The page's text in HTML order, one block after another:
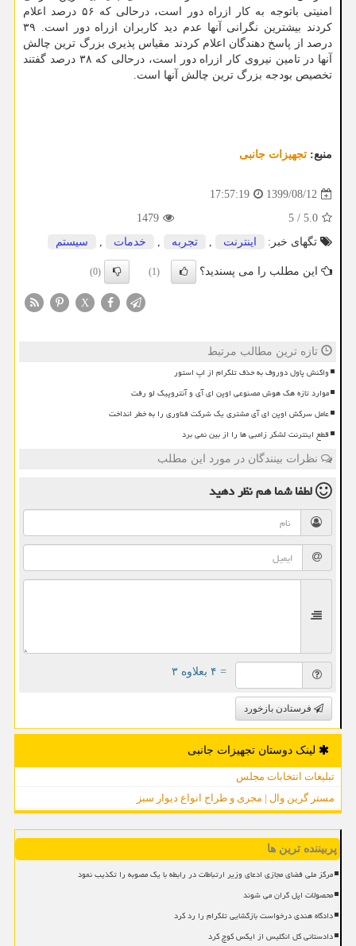
امنیتی باتوجه به کار ازراه دور است، درحالی که ۵۶ درصد اعلام
کردند بیشترین نگرانی آنها عدم دید کاربران ازراه دور است. ۳۹
درصد از پاسخ دهندگان اعلام کردند مقیاس پذیری بزرگ ترین چالش
آنها در تامین نیروی کار ازراه دور است، درحالی که ۳۸ درصد گفتند
تخصیص بودجه بزرگ ترین چالش آنها است.
منبع: تجهیزات جانبی
1399/08/12
17:57:19
5.0
/
5
1479
تگهای خبر:
اینترنت , تجربه , خدمات , سیستم
این مطلب را می پسندید؟ (1)
(0)
X
تازه ترین مطالب مرتبط
واکنش پاول دوروف به حذف تلگرام از اپ استور
موارد تازه هک هوش مصنوعی اوپن ای آی و آنتروپیک لو رفت
عامل سرکش اوپن ای آی مشتری یک شرکت فناوری را به خطر انداخت
قطع اینترنت لشکر زامبی ها را از بین نمی برد
نظرات بینندگان در مورد این مطلب
لطفا شما همنظر دهید
= ۴ بعلاوه ۳
فرستادن بازخورد
لینک دوستان تجهیزات جانبی
تبلیغات انتخابات مجلس
مستر گرین وال | مجری و طراح انواع دیوار سبز
پربیننده ترین ها
مرکز ملی فضای مجازی ادعای وزیر ارتباطات در رابطه با یک مصوبه را تکذیب نمود
محصولات اپل گران می شوند
دادگاه هندی درخواست بازگشایی تلگرام را رد کرد
دادستانی کل انگلیس از ایکس کوچ کرد